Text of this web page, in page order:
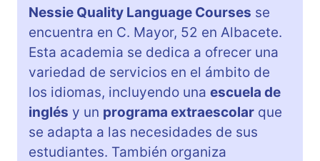
Nessie Quality Language Courses se
encuentra en C. Mayor, 52 en Albacete.
Esta academia se dedica a ofrecer una
variedad de servicios en el ámbito de
los idiomas, incluyendo una escuela de
inglés y un programa extraescolar que
se adapta a las necesidades de sus
estudiantes. También organiza